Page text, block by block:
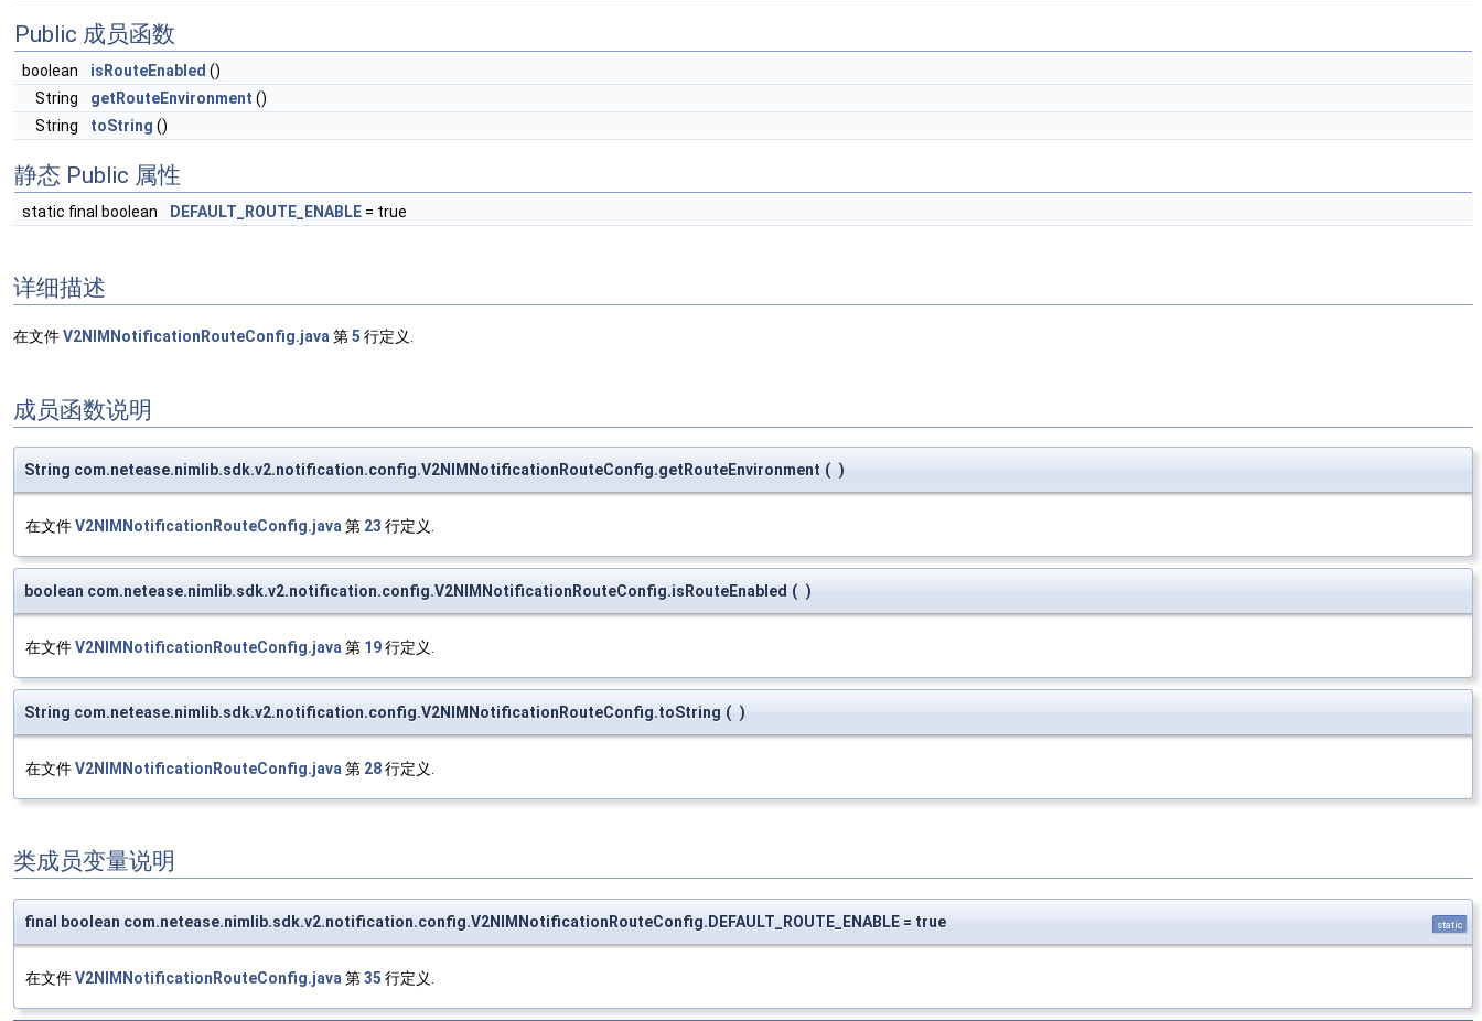
Public 成员函数
boolean isRouteEnabled ()
String
getRouteEnvironment ()
String
toString ()
静态 Public 属性
static final boolean DEFAULT_ROUTE_ENABLE = true
详细描述
在文件V2NIMNotificationRouteConfig.java 第5 行定义.
成员函数说明
String com.netease.nimlib.sdk.v2.notification.config.V2NIMNotificationRouteConfig.getRouteEnvironment ( )
在文件V2NIMNotificationRouteConfig.java第 23 行定义.
boolean com.netease.nimlib.sdk.v2.notification.config.V2NIMNotificationRouteConfig.isRouteEnabled ( )
在文件V2NIMNotificationRouteConfig.java第 19行定义.
String com.netease.nimlib.sdk.v2.notification.config.V2NIMNotificationRouteConfig.toString ( )
在文件V2NIMNotificationRouteConfig.java第 28行定义.
类成员变量说明
final boolean com.netease.nimlib.sdk.v2.notification.config.V2NIMNotificationRouteConfig.DEFAULT_ROUTE_ENABLE = true static
在文件V2NIMNotificationRouteConfig.java 第35 行定义.